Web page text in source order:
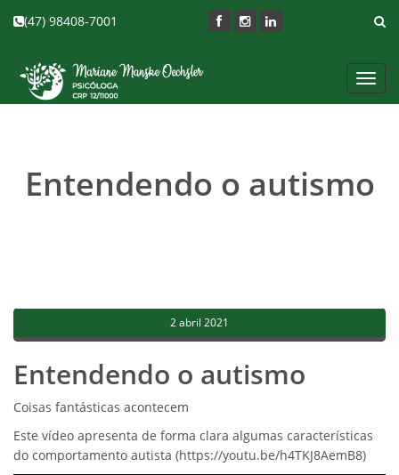
(47) 98408-7001
Entendendo o autismo
2 abril 2021
Entendendo o autismo
Coisas fantásticas acontecem
Este vídeo apresenta de forma clara algumas características
do comportamento autista (https://youtu.be/h4TKJ8AemB8)